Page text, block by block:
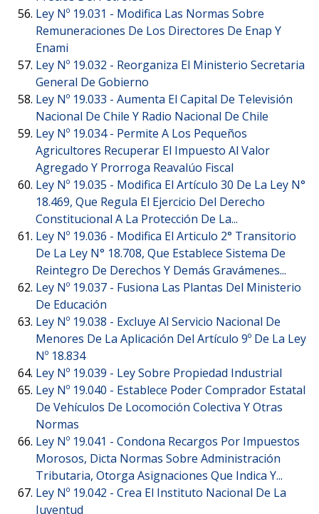
Ley Nº 19.031 - Modifica Las Normas Sobre
Remuneraciones De Los Directores De Enap Y
Enami
Ley Nº 19.032 - Reorganiza El Ministerio Secretaria
General De Gobierno
Ley Nº 19.033 - Aumenta El Capital De Televisión
Nacional De Chile Y Radio Nacional De Chile
Ley Nº 19.034 - Permite A Los Pequeños
Agricultores Recuperar El Impuesto Al Valor
Agregado Y Prorroga Reavalúo Fiscal
Ley Nº 19.035 - Modifica El Artículo 30 De La Ley N°
18.469, Que Regula El Ejercicio Del Derecho
Constitucional A La Protección De La...
Ley Nº 19.036 - Modifica El Articulo 2° Transitorio
De La Ley N° 18.708, Que Establece Sistema De
Reintegro De Derechos Y Demás Gravámenes...
Ley Nº 19.037 - Fusiona Las Plantas Del Ministerio
De Educación
Ley Nº 19.038 - Excluye Al Servicio Nacional De
Menores De La Aplicación Del Artículo 9º De La Ley
Nº 18.834
Ley Nº 19.039 - Ley Sobre Propiedad Industrial
Ley Nº 19.040 - Establece Poder Comprador Estatal
De Vehículos De Locomoción Colectiva Y Otras
Normas
Ley Nº 19.041 - Condona Recargos Por Impuestos
Morosos, Dicta Normas Sobre Administración
Tributaria, Otorga Asignaciones Que Indica Y...
Ley Nº 19.042 - Crea El Instituto Nacional De La
Juventud